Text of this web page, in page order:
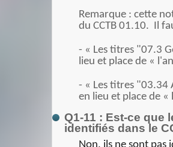
Remarque : cette
du CCTB 01.10. Il
- « Les titres "07.3
lieu et place de «
- « Les titres "03.34
en lieu et place de «
Q1-11 : Est-ce que
identifiés dans le